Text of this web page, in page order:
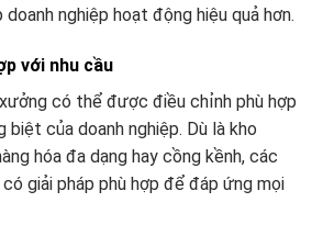
doanh nghiệp hoạt động hiệu quả hơn.
với nhu cầu
có thể được điều chỉnh phù hợp
biệt của doanh nghiệp. Dù là kho
hóa đa dạng hay cồng kềnh, các
giải pháp phù hợp để đáp ứng mọi